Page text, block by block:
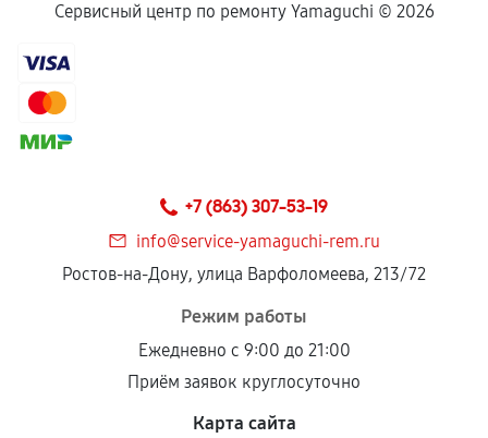
Сервисный центр по ремонту Yamaguchi © 2026
+7 (863) 307-53-19
info@service-yamaguchi-rem.ru
Ростов-на-Дону, улица Варфоломеева, 213/72
Режим работы
Ежедневно с 9:00 до 21:00
Приём заявок круглосуточно
Карта сайта